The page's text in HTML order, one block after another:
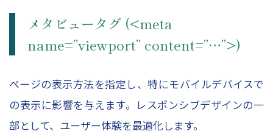
メタビュータグ (<meta
name=”viewport” content=”…”>)
ページの表示方法を指定し、特にモバイルデバイスで
の表示に影響を与えます。レスポンシブデザインの一
部として、ユーザー体験を最適化します。